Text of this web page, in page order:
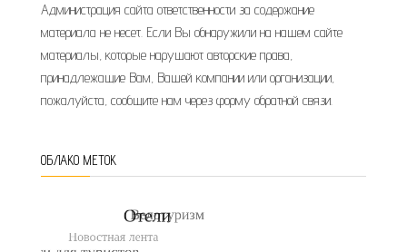
Администрация сайта ответственности за содержание
материала не несет. Если Вы обнаружили на нашем сайте
материалы, которые нарушают авторские права,
принадлежащие Вам, Вашей компании или организации,
пожалуйста, сообщите нам через форму обратной связи.
ОБЛАКО МЕТОК